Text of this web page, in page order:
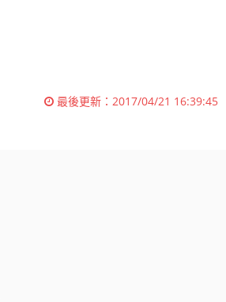
最後更新： 2017/04/21 16:39:45